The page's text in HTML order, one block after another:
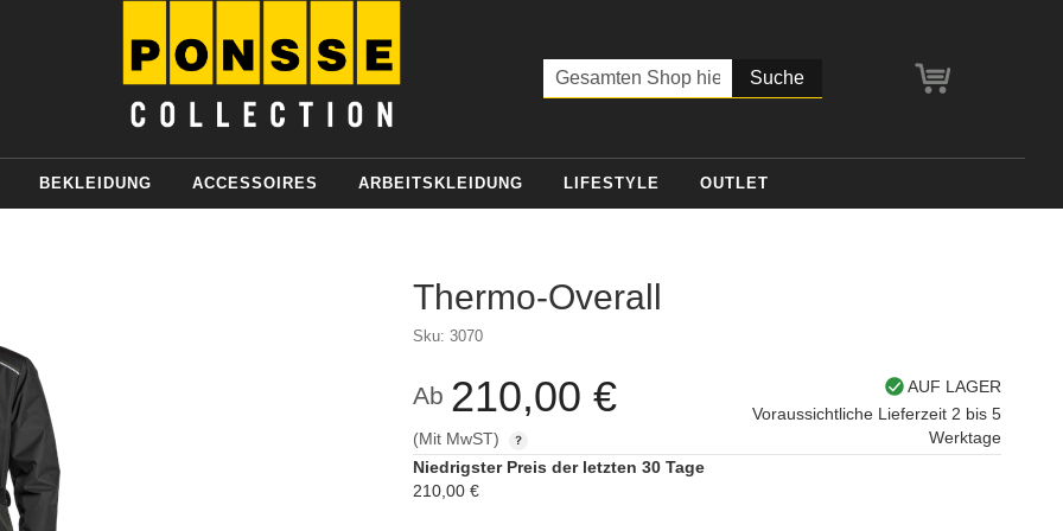
BEKLEIDUNG ACCESSOIRES ARBEITSKLEIDUNG LIFESTYLE OUTLET
Thermo-Overall
Sku: 3070
Ab 210,00 €
(Mit MwST)
AUF LAGER
Voraussichtliche Lieferzeit 2 bis 5
Werktage
Niedrigster Preis der letzten 30 Tage
210,00 €